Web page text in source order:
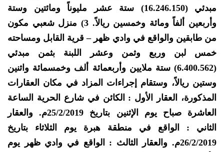
مبدئي (16.246.150) ستة عشر مليوناً ومائتين وستة
وأربعين ألفاً ومائة وخمسين ريالاً. 3) منزل شعبي مكون
من طابقين والواقع في وادي ظهر – قرية القابل ومساحته
خمس لبن وربع وثمن وعشر اللبنة بثمن مبدئي
(6.400.562) ستة ملايين وأربعمائة ألف وخمسمائة واثنين
وستين ريالاً، وستقام إجراءات المزاد في مكان العقارات
المذكورة، العقار الأول : الكائن في شارع الحرية الساعة
العاشرة صباح يوم الإثنين بتاريخ 25/2/2019م. والعقار
الثاني : الواقع في منطقة هبرة يوم الثلاثاء بتاريخ
26/2/2019م. والعقار الثالث : الواقع في وادي ظهر يوم